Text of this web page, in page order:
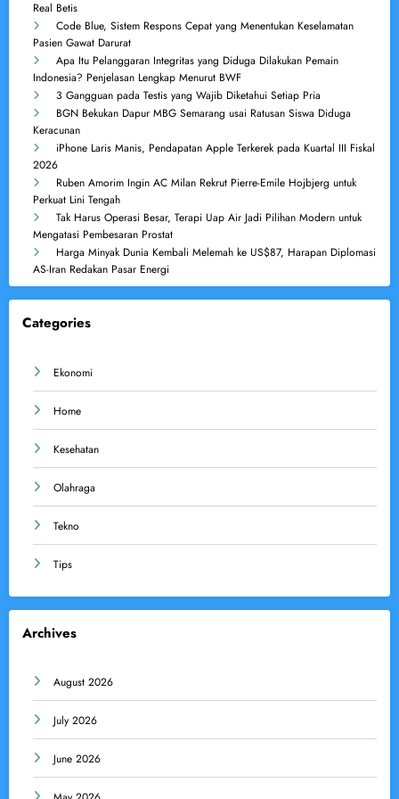
Real Betis
Code Blue, Sistem Respons Cepat yang Menentukan Keselamatan
Pasien Gawat Darurat
Apa Itu Pelanggaran Integritas yang Diduga Dilakukan Pemain
Indonesia? Penjelasan Lengkap Menurut BWF
3 Gangguan pada Testis yang Wajib Diketahui Setiap Pria
BGN Bekukan Dapur MBG Semarang usai Ratusan Siswa Diduga
Keracunan
iPhone Laris Manis, Pendapatan Apple Terkerek pada Kuartal III Fiskal
2026
Ruben Amorim Ingin AC Milan Rekrut Pierre-Emile Hojbjerg untuk
Perkuat Lini Tengah
Tak Harus Operasi Besar, Terapi Uap Air Jadi Pilihan Modern untuk
Mengatasi Pembesaran Prostat
Harga Minyak Dunia Kembali Melemah ke US$87, Harapan Diplomasi
AS-Iran Redakan Pasar Energi
Categories
Ekonomi
Home
Kesehatan
Olahraga
Tekno
Tips
Archives
August 2026
July 2026
June 2026